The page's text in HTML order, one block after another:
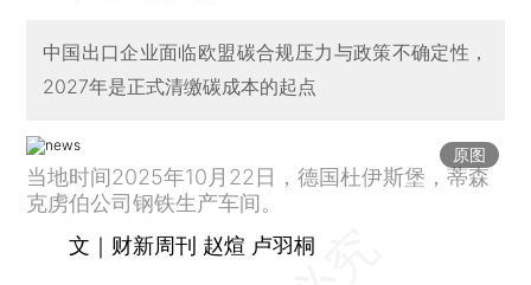
中国出口企业面临欧盟碳合规压力与政策不确定性，
2027年是正式清缴碳成本的起点
原图
当地时间2025年10月22日，德国杜伊斯堡，蒂森
克虏伯公司钢铁生产车间。
文｜财新周刊 赵煊 卢羽桐